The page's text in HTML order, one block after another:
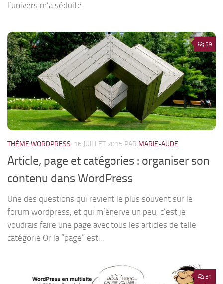
l’univers m’a séduite.
59
THÈME WORDPRESS 16 JUILLET 2015 PAR MARIE-AUDE
Article, page et catégories : organiser son
contenu dans WordPress
Une des questions qui revient le plus souvent sur le
forum wordpress, et qui m’énerve un peu, c’est je
voudrais faire une page avec tous les articles de telle
catégorie Or la “page” est...
31